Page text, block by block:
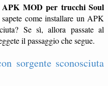
APK MOD per trucchi Soul
come installare un APK
Se sì, allora passate al
il passaggio che segue.
sorgente sconosciuta